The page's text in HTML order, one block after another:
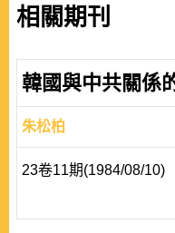
相關期刊
韓國與中共關係
朱松柏
23卷11期(1984/08/10)